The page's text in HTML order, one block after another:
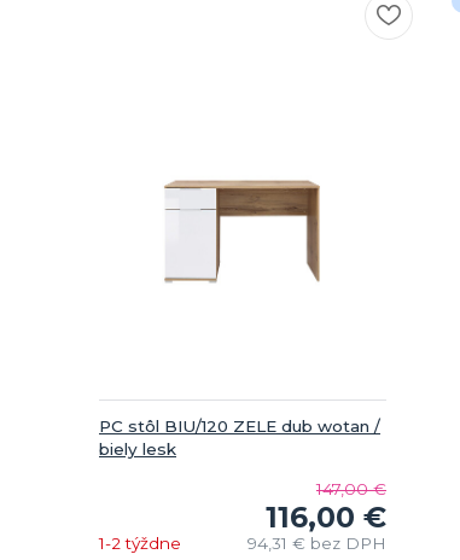
PC stôl BIU/120 ZELE dub wotan /
biely lesk
147,00 €
116,00 €
94,31 € bez DPH
1-2 týždne